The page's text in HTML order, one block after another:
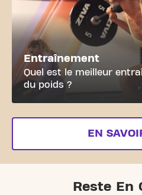
Entraînement
Quel est le meilleur
du poids ?
EN
Reste En